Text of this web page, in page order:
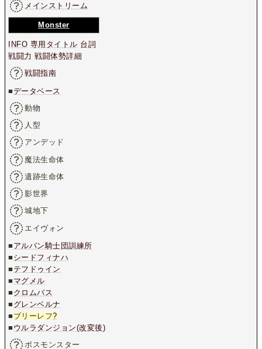
メインストリーム
Monster
INFO 専用タイトル 台詞
戦闘力 戦闘体勢詳細
戦闘指南
■データベース
動物
人型
アンデッド
魔法生命体
遺跡生命体
影世界
城地下
エイヴォン
■ アルバン騎士団訓練所
■ シードフィナハ
■ テフドゥイン
■ マグメル
■ クロムバス
■ グレンベルナ
■ ブリーレフ?
■ ウルラダンジョン(改変後)
ボスモンスター